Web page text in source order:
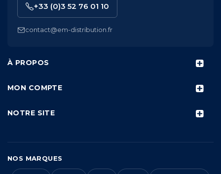
À PROPOS
MON COMPTE
NOTRE SITE
+33 (0)3 52 76 01 10
contact@em-distribution.fr
NOS MARQUES